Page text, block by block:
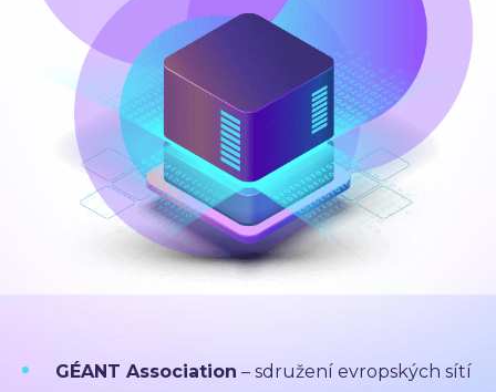
GÉANT Association – sdružení evropských sítí